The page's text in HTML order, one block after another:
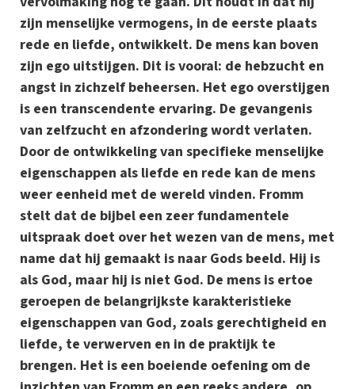
zijn menselijke vermogens, in de eerste plaats
rede en liefde, ontwikkelt. De mens kan boven
zijn ego uitstijgen. Dit is vooral: de hebzucht en
angst in zichzelf beheersen. Het ego overstijgen
is een transcendente ervaring. De gevangenis
van zelfzucht en afzondering wordt verlaten.
Door de ontwikkeling van specifieke menselijke
eigenschappen als liefde en rede kan de mens
weer eenheid met de wereld vinden. Fromm
stelt dat de bijbel een zeer fundamentele
uitspraak doet over het wezen van de mens, met
name dat hij gemaakt is naar Gods beeld. Hij is
als God, maar hij is niet God. De mens is ertoe
geroepen de belangrijkste karakteristieke
eigenschappen van God, zoals gerechtigheid en
liefde, te verwerven en in de praktijk te
brengen. Het is een boeiende oefening om de